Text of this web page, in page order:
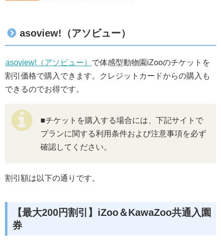
asoview!（アソビュー）
asoview!（アソビュー） で体感型動物園iZooのチケットを
割引価格で購入できます。クレジットカードからの購入も
できるのでお得です。
■チケットを購入する場合には、下記サイトで
プランに関する利用条件および注意事項を必ず
確認してください。
割引額は以下の通りです。
【最大200円割引】iZoo＆KawaZoo共通入園
券